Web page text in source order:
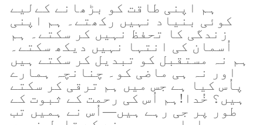
ہم اپنی طاقت کو بڑھانے کےلیے
کوئی بنیاد نہیں رکھتے۔ ہم اپنی
زندگی کا تحفظ نہیں کر سکتے۔ ہم
اُسمان کی انتہا نہیں دیکھ سکتے۔
ہم نہ مستقبل کو تبدیل کر سکتے ہیں
اور نہ ہی ماضی کو۔ چنانچہ ہمارے
پاُس کیا ہے جس میں ہم ترقی کر سکتے
ہیں؟ خُدا!ہم اُس کی رحمت کے ثبوت کے
طور پر جی رہے ہیں—اُس نے ہمیں تب